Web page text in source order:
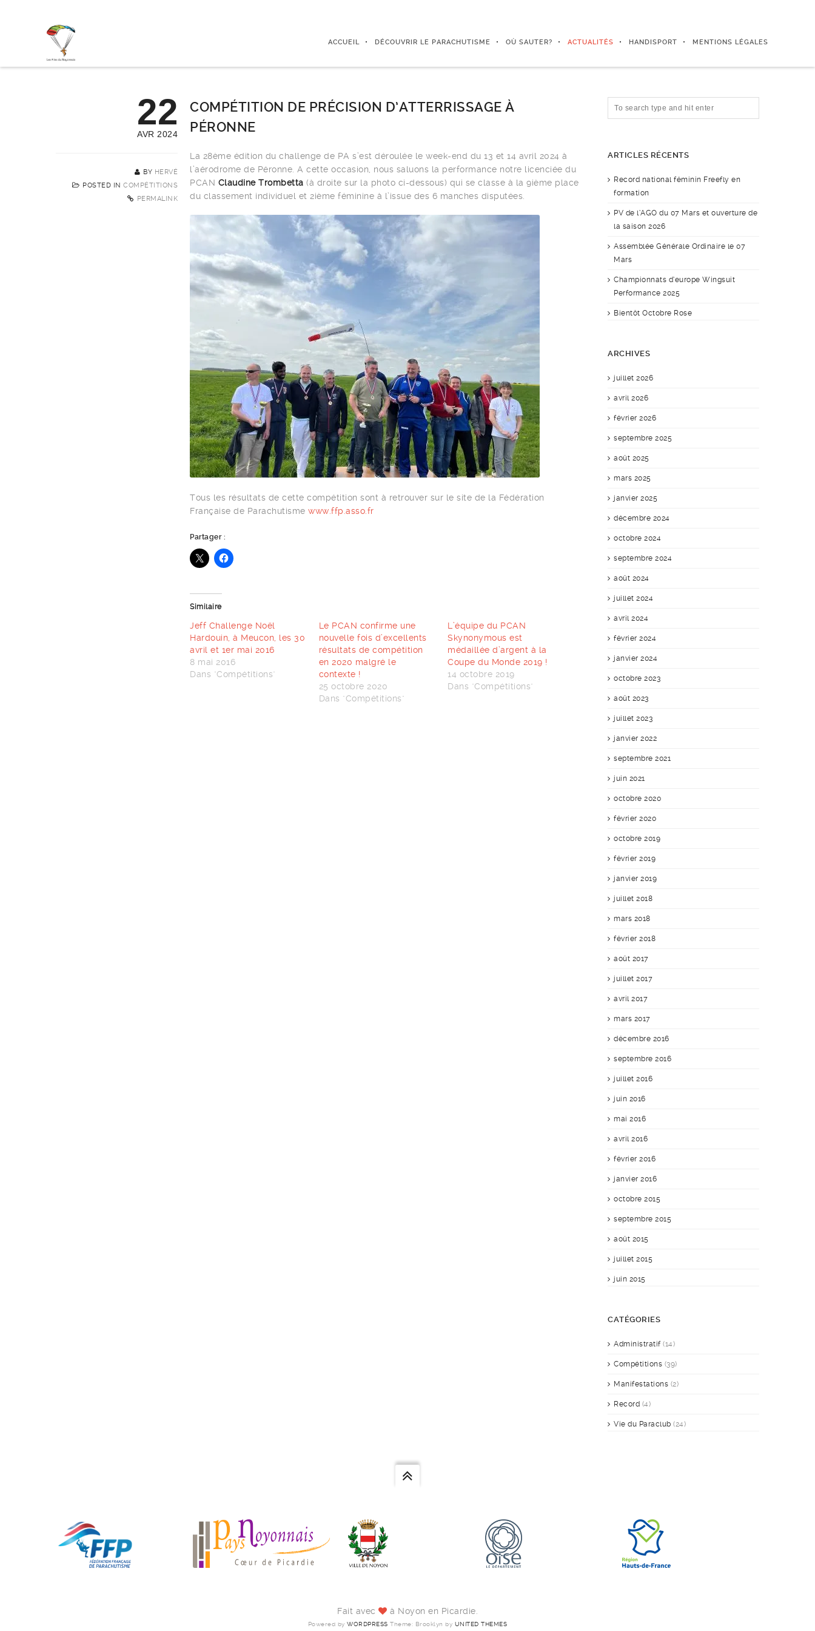
ACCUEIL DÉCOUVRIR LE PARACHUTISME OÙ SAUTER? ACTUALITÉS HANDISPORT MENTIONS LÉGALES
22
AVR 2024
BY HERVÉ
POSTED INCOMPÉTITIONS
PERMALINK
COMPÉTITION DE PRÉCISION D’ATTERRISSAGE À
PÉRONNE
La 28ème édition du challenge de PA s’est déroulée le week-end du 13 et 14 avril 2024 à
l’aérodrome de Péronne. A cette occasion, nous saluons la performance notre licenciée du
PCAN Claudine Trombetta (à droite sur la photo ci-dessous) qui se classe à la 9ième place
du classement individuel et 2ième féminine à l’issue des 6 manches disputées.
Tous les résultats de cette compétition sont à retrouver sur le site de la Fédération
Française de Parachutismewww.ffp.asso.fr
Partager :
Similaire
Jeff Challenge Noël
Hardouin, à Meucon, les 30
avril et 1er mai 2016
8 mai 2016
Dans "Compétitions"
Le PCAN confirme une
nouvelle fois d’excellents
résultats de compétition
en 2020 malgré le
contexte !
25 octobre 2020
Dans "Compétitions"
L’équipe du PCAN
Skynonymous est
médaillée d’argent à la
Coupe du Monde 2019 !
14 octobre 2019
Dans "Compétitions"
ARTICLES RÉCENTS
Record national féminin Freefly en
formation
PV de l’AGO du 07 Mars et ouverture de
la saison 2026
Assemblée Générale Ordinaire le 07
Mars
Championnats d’europe Wingsuit
Performance 2025
Bientôt Octobre Rose
ARCHIVES
juillet 2026
avril 2026
février 2026
septembre 2025
août 2025
mars 2025
janvier 2025
décembre 2024
octobre 2024
septembre 2024
août 2024
juillet 2024
avril 2024
février 2024
janvier 2024
octobre 2023
août 2023
juillet 2023
janvier 2022
septembre 2021
juin 2021
octobre 2020
février 2020
octobre 2019
février 2019
janvier 2019
juillet 2018
mars 2018
février 2018
août 2017
juillet 2017
avril 2017
mars 2017
décembre 2016
septembre 2016
juillet 2016
juin 2016
mai 2016
avril 2016
février 2016
janvier 2016
octobre 2015
septembre 2015
août 2015
juillet 2015
juin 2015
CATÉGORIES
Administratif(14)
Compétitions (39)
Manifestations (2)
Record (4)
Vie du Paraclub (24)
Fait avec à Noyon en Picardie.
Powered byWORDPRESS Theme: Brooklyn by UNITED THEMES